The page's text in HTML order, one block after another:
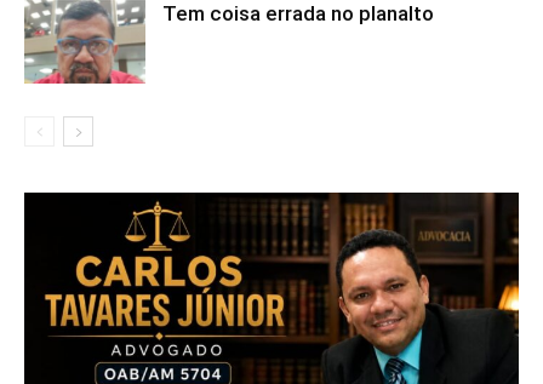
Tem coisa errada no planalto